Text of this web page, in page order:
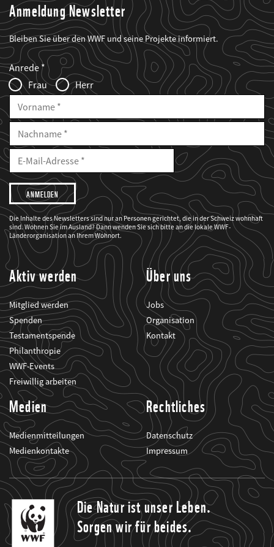
Anmeldung Newsletter
Bleiben Sie über den WWF und seine Projekte informiert.
Web2Case
Infofelder
Fieldset
anrede_name
Anrede
Frau
Herr
Vorname
Nachname
E-
Mailadresse
E-
Adresse
Ich
möchte,
dass
der
WWF
mich
über
seine
Projekte
informiert.
Die Inhalte des Newsletters sind nur an Personen gerichtet, die in der Schweiz wohnhaft
sind. Wohnen Sie im Ausland? Dann wenden Sie sich bitte an die lokale WWF-
Länderorganisation an Ihrem Wohnort.
Aktiv werden
Mitglied werden
Spenden
Testamentspende
Philanthropie
WWF-Events
Freiwillig arbeiten
Über uns
Jobs
Organisation
Kontakt
Medien
Medienmitteilungen
Medienkontakte
Rechtliches
Datenschutz
Impressum
Die Natur ist unser Leben.
Sorgen wir für beides.